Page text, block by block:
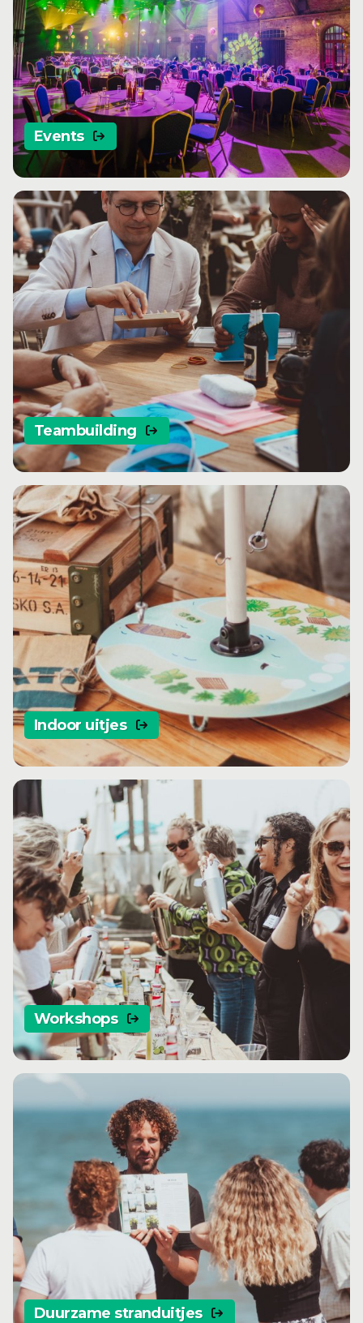
Events
Teambuilding
Indoor uitjes
Workshops
Duurzame stranduitjes